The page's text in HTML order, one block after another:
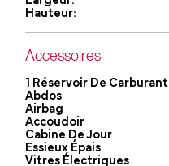
Hauteur:
Accessoires
1 Réservoir De Carburant
Abdos
Airbag
Accoudoir
Cabine De Jour
Essieux Épais
Vitres Électriques